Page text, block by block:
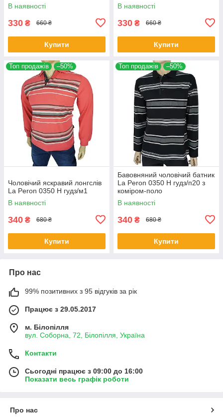
В наявності
330 ₴ 660 ₴
Купити
В наявності
330 ₴ 660 ₴
Купити
Топ продажів –50%
Чоловічий яскравий лонгслів
La Peron 0350 H гудз/м1
В наявності
340 ₴ 680 ₴
Купити
Топ продажів –50%
Бавовняний чоловічий батник
La Peron 0350 H гудз/п20 з
коміром-поло
В наявності
340 ₴ 680 ₴
Купити
Про нас
99% позитивних з 95 відгуків за рік
Працює з 29.05.2017
м. Білопілля
вул. Соборна, 72, Білопілля, Україна
Контакти
Сьогодні працює з 09:00 до 16:00
Показати весь графік роботи
Про нас